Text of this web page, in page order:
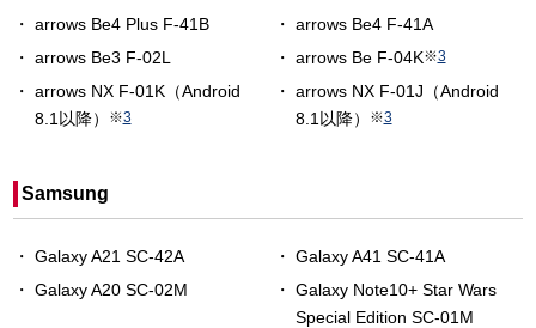
arrows Be4 Plus F-41B
arrows Be4 F-41A
arrows Be3 F-02L
arrows Be F-04K※3
arrows NX F-01K（Android
8.1以降）
※3
arrows NX F-01J（Android
8.1以降）
※3
Samsung
Galaxy A21 SC-42A
Galaxy A41 SC-41A
Galaxy A20 SC-02M
Galaxy Note10+ Star Wars
Special Edition SC-01M